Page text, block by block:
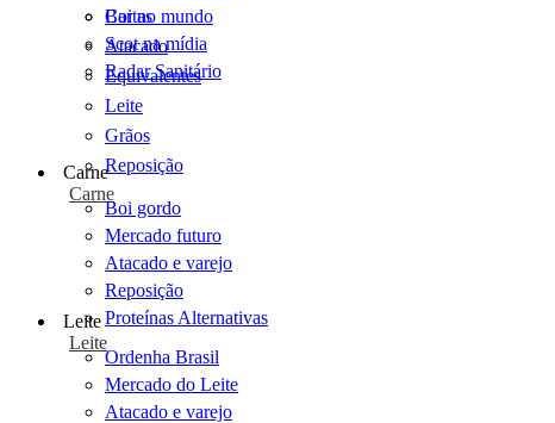
Cartas
Scot na mídia
Radar Sanitário
Boi no mundo
Atacado
Equivalentes
Leite
Grãos
Reposição
Carne
Carne
Boi gordo
Mercado futuro
Atacado e varejo
Reposição
Proteínas Alternativas
Leite
Leite
Ordenha Brasil
Mercado do Leite
Atacado e varejo